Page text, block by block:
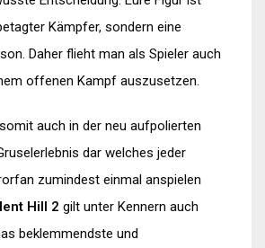
Kämpfer, sondern eine
Daher flieht man als Spieler auch
offenen Kampf auszusetzen.
auch in der neu aufpolierten
dar welches jeder
zumindest einmal anspielen
Hill 2 gilt unter Kennern auch
beklemmendste und